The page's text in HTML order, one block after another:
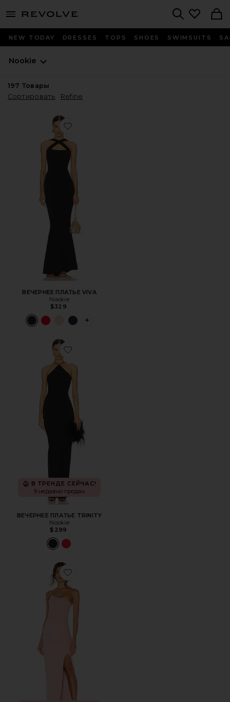
menu - shows more content
NEW TODAY DRESSES TOPS SHOES SWIMSUITS
Nookie
197 Товары
Сортировать
Refine
Favorite ВЕЧЕРНЕЕ ПЛАТЬЕ VIVA
ВЕЧЕРНЕЕ ПЛАТЬЕ VIVA
Nookie
$329
PLUS ICON TO SEE MORE OPTIONS
Favorite ВЕЧЕРНЕЕ ПЛАТЬЕ TRINITY
В ТРЕНДЕ СЕЙЧАС!
9 недавно продан
ВЕЧЕРНЕЕ ПЛАТЬЕ TRINITY
Nookie
$299
Favorite ВЕЧЕРНЕЕ ПЛАТЬЕ LUST ONE SHOULDER